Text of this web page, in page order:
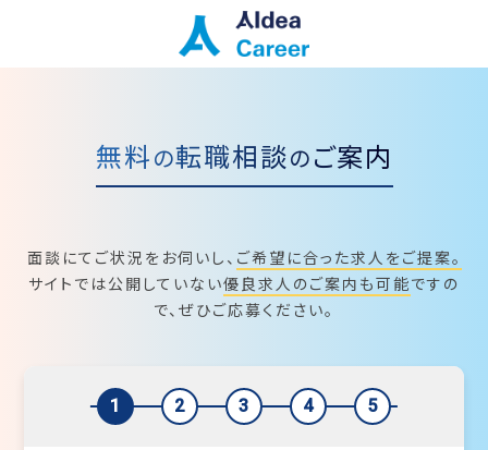
無料の転職相談のご案内
面談にてご状況をお伺いし、 ご希望に合った求人をご提案。
サイトでは公開していない優良求人のご案内も可能ですの
で、ぜひご応募ください。
1 2 3 4 5